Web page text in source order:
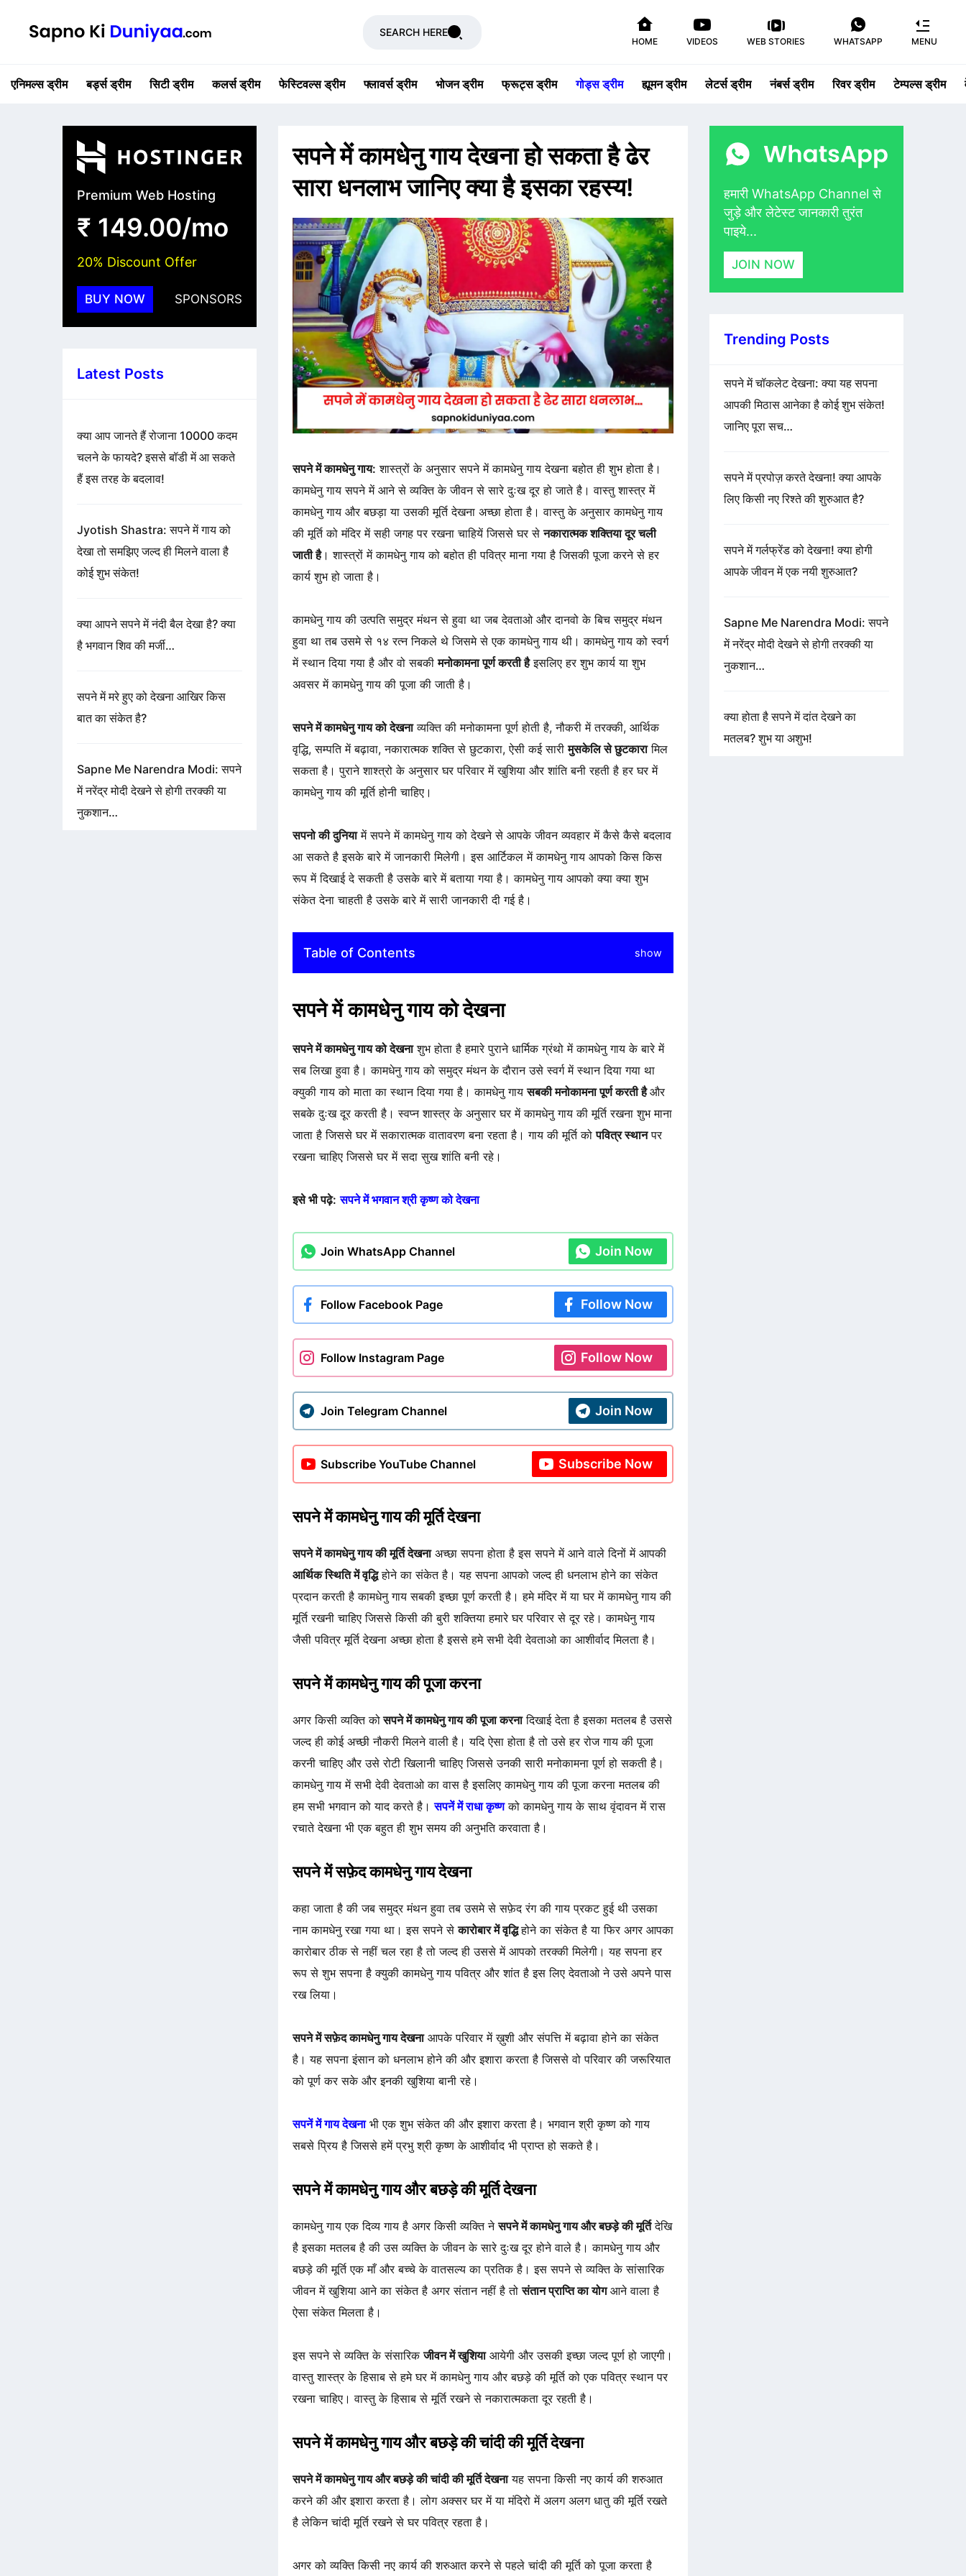
SEARCH HERE
HOME VIDEOS WEB STORIES WHATSAPP MENU
एनिमल्स ड्रीम बर्ड्स ड्रीम सिटी ड्रीम कलर्स ड्रीम फेस्टिवल्स ड्रीम फ्लावर्स ड्रीम भोजन ड्रीम फ्रूट्स ड्रीम गोड्स ड्रीम ह्यूमन ड्रीम लेटर्स ड्रीम नंबर्स ड्रीम रिवर ड्रीम टेम्पल्स ड्रीम
Premium Web Hosting
₹ 149.00/mo
20% Discount Offer
BUY NOW SPONSORS
Latest Posts
क्या आप जानते हैं रोजाना 10000 कदम
चलने के फायदे? इससे बॉडी में आ सकते
हैं इस तरह के बदलाव!
Jyotish Shastra: सपने में गाय को
देखा तो समझिए जल्द ही मिलने वाला है
कोई शुभ संकेत!
क्या आपने सपने में नंदी बैल देखा है? क्या
है भगवान शिव की मर्जी…
सपने में मरे हुए को देखना आखिर किस
बात का संकेत है?
Sapne Me Narendra Modi: सपने
में नरेंद्र मोदी देखने से होगी तरक्की या
नुकशान…
सपने में कामधेनु गाय देखना हो सकता है ढेर
सारा धनलाभ जानिए क्या है इसका रहस्य!
सपने में कामधेनु गाय: शास्त्रों के अनुसार सपने में कामधेनु गाय देखना बहोत ही शुभ होता है।
कामधेनु गाय सपने में आने से व्यक्ति के जीवन से सारे दुःख दूर हो जाते है। वास्तु शास्त्र में
कामधेनु गाय और बछड़ा या उसकी मूर्ति देखना अच्छा होता है। वास्तु के अनुसार कामधेनु गाय
की मूर्ति को मंदिर में सही जगह पर रखना चाहियें जिससे घर सेनकारात्मक शक्तिया दूर चली
जाती है। शास्त्रों में कामधेनु गाय को बहोत ही पवित्र माना गया है जिसकी पूजा करने से हर
कार्य शुभ हो जाता है।
कामधेनु गाय की उत्पति समुद्र मंथन से हुवा था जब देवताओ और दानवो के बिच समुद्र मंथन
हुवा था तब उसमे से १४ रत्न निकले थे जिसमे से एक कामधेनु गाय थी। कामधेनु गाय को स्वर्ग
में स्थान दिया गया है और वो सबकीमनोकामना पूर्ण करती हैइसलिए हर शुभ कार्य या शुभ
अवसर में कामधेनु गाय की पूजा की जाती है।
सपने में कामधेनु गाय को देखनाव्यक्ति की मनोकामना पूर्ण होती है, नौकरी में तरक्की, आर्थिक
वृद्धि, सम्पति में बढ़ावा, नकारात्मक शक्ति से छुटकारा, ऐसी कई सारीमुसकेलि से छुटकारामिल
सकता है। पुराने शाश्त्रो के अनुसार घर परिवार में खुशिया और शांति बनी रहती है हर घर में
कामधेनु गाय की मूर्ति होनी चाहिए।
सपनो की दुनियामें सपने में कामधेनु गाय को देखने से आपके जीवन व्यवहार में कैसे कैसे बदलाव
आ सकते है इसके बारे में जानकारी मिलेगी। इस आर्टिकल में कामधेनु गाय आपको किस किस
रूप में दिखाई दे सकती है उसके बारे में बताया गया है। कामधेनु गाय आपको क्या क्या शुभ
संकेत देना चाहती है उसके बारे में सारी जानकारी दी गई है।
Table of Contents show
सपने में कामधेनु गाय को देखना
सपने में कामधेनु गाय को देखनाशुभ होता है हमारे पुराने धार्मिक ग्रंथो में कामधेनु गाय के बारे में
सब लिखा हुवा है। कामधेनु गाय को समुद्र मंथन के दौरान उसे स्वर्ग में स्थान दिया गया था
क्युकी गाय को माता का स्थान दिया गया है। कामधेनु गायसबकी मनोकामना पूर्ण करती हैऔर
सबके दुःख दूर करती है। स्वप्न शास्त्र के अनुसार घर में कामधेनु गाय की मूर्ति रखना शुभ माना
जाता है जिससे घर में सकारात्मक वातावरण बना रहता है। गाय की मूर्ति कोपवित्र स्थानपर
रखना चाहिए जिससे घर में सदा सुख शांति बनी रहे।
इसे भी पढ़े: सपने में भगवान श्री कृष्ण को देखना
Join WhatsApp Channel Join Now
Follow Facebook Page Follow Now
Follow Instagram Page Follow Now
Join Telegram Channel Join Now
Subscribe YouTube Channel Subscribe Now
सपने में कामधेनु गाय की मूर्ति देखना
सपने में कामधेनु गाय की मूर्ति देखनाअच्छा सपना होता है इस सपने में आने वाले दिनों में आपकी
आर्थिक स्थिति में वृद्धिहोने का संकेत है। यह सपना आपको जल्द ही धनलाभ होने का संकेत
प्रदान करती है कामधेनु गाय सबकी इच्छा पूर्ण करती है। हमे मंदिर में या घर में कामधेनु गाय की
मूर्ति रखनी चाहिए जिससे किसी की बुरी शक्तिया हमारे घर परिवार से दूर रहे। कामधेनु गाय
जैसी पवित्र मूर्ति देखना अच्छा होता है इससे हमे सभी देवी देवताओ का आशीर्वाद मिलता है।
सपने में कामधेनु गाय की पूजा करना
अगर किसी व्यक्ति कोसपने में कामधेनु गाय की पूजा करनादिखाई देता है इसका मतलब है उससे
जल्द ही कोई अच्छी नौकरी मिलने वाली है। यदि ऐसा होता है तो उसे हर रोज गाय की पूजा
करनी चाहिए और उसे रोटी खिलानी चाहिए जिससे उनकी सारी मनोकामना पूर्ण हो सकती है।
कामधेनु गाय में सभी देवी देवताओ का वास है इसलिए कामधेनु गाय की पूजा करना मतलब की
हम सभी भगवान को याद करते है।सपनें में राधा कृष्णको कामधेनु गाय के साथ वृंदावन में रास
रचाते देखना भी एक बहुत ही शुभ समय की अनुभति करवाता है।
सपने में सफ़ेद कामधेनु गाय देखना
कहा जाता है की जब समुद्र मंथन हुवा तब उसमे से सफ़ेद रंग की गाय प्रकट हुई थी उसका
नाम कामधेनु रखा गया था। इस सपने सेकारोबार में वृद्धिहोने का संकेत है या फिर अगर आपका
कारोबार ठीक से नहीं चल रहा है तो जल्द ही उससे में आपको तरक्की मिलेगी। यह सपना हर
रूप से शुभ सपना है क्युकी कामधेनु गाय पवित्र और शांत है इस लिए देवताओ ने उसे अपने पास
रख लिया।
सपने में सफ़ेद कामधेनु गाय देखनाआपके परिवार में ख़ुशी और संपत्ति में बढ़ावा होने का संकेत
है। यह सपना इंसान को धनलाभ होने की और इशारा करता है जिससे वो परिवार की जरूरियात
को पूर्ण कर सके और इनकी खुशिया बानी रहे।
सपनें में गाय देखनाभी एक शुभ संकेत की और इशारा करता है। भगवान श्री कृष्ण को गाय
सबसे प्रिय है जिससे हमें प्रभु श्री कृष्ण के आशीर्वाद भी प्राप्त हो सकते है।
सपने में कामधेनु गाय और बछड़े की मूर्ति देखना
कामधेनु गाय एक दिव्य गाय है अगर किसी व्यक्ति नेसपने में कामधेनु गाय और बछड़े की मूर्तिदेखि
है इसका मतलब है की उस व्यक्ति के जीवन के सारे दुःख दूर होने वाले है। कामधेनु गाय और
बछड़े की मूर्ति एक माँ और बच्चे के वातसल्य का प्रतिक है। इस सपने से व्यक्ति के सांसारिक
जीवन में खुशिया आने का संकेत है अगर संतान नहीं है तोसंतान प्राप्ति का योगआने वाला है
ऐसा संकेत मिलता है।
इस सपने से व्यक्ति के संसारिकजीवन में खुशियाआयेगी और उसकी इच्छा जल्द पूर्ण हो जाएगी।
वास्तु शास्त्र के हिसाब से हमे घर में कामधेनु गाय और बछड़े की मूर्ति को एक पवित्र स्थान पर
रखना चाहिए। वास्तु के हिसाब से मूर्ति रखने से नकारात्मकता दूर रहती है।
सपने में कामधेनु गाय और बछड़े की चांदी की मूर्ति देखना
सपने में कामधेनु गाय और बछड़े की चांदी की मूर्ति देखनायह सपना किसी नए कार्य की शरुआत
करने की और इशारा करता है। लोग अक्सर घर में या मंदिरो में अलग अलग धातु की मूर्ति रखते
है लेकिन चांदी मूर्ति रखने से घर पवित्र रहता है।
अगर को व्यक्ति किसी नए कार्य की शरुआत करने से पहले चांदी की मूर्ति को पूजा करता है
हमारी WhatsApp Channel से
जुड़े और लेटेस्ट जानकारी तुरंत
पाइये...
JOIN NOW
Trending Posts
सपने में चॉकलेट देखना: क्या यह सपना
आपकी मिठास आनेका है कोई शुभ संकेत!
जानिए पूरा सच…
सपने में प्रपोज़ करते देखना! क्या आपके
लिए किसी नए रिश्ते की शुरुआत है?
सपने में गर्लफ्रेंड को देखना! क्या होगी
आपके जीवन में एक नयी शुरुआत?
Sapne Me Narendra Modi: सपने
में नरेंद्र मोदी देखने से होगी तरक्की या
नुकशान…
क्या होता है सपने में दांत देखने का
मतलब? शुभ या अशुभ!